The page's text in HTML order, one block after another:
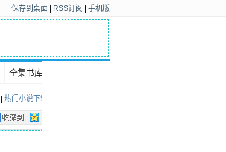
保存到桌面 RSS订阅 手机版
全集书库
热门小说下载Top100